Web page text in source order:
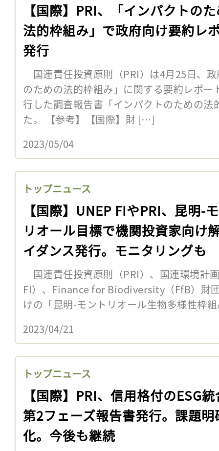
【国際】PRI、「インパクトの
法的枠組み」で政府向け要約レ
発行
国連責任投資原則（PRI）は4月25日、
のための法的枠組み」に関する要約レポ
行した調査報告書「インパクトのための法
た。 【参考】【国際】財 […]
2023/05/04
トップニュース
【国際】UNEP FIやPRI、昆明-
リオール目標で機関投資家向け
イダンス発行。モニタリングも
国連責任投資原則（PRI）、国連環境計
FI）、Finance for Biodiversity（FfB）財
けの「昆明-モントリオール生物多様性枠
2023/04/21
トップニュース
【国際】PRI、信用格付のESG
第2フェーズ報告書発行。課題明
化。今後も継続